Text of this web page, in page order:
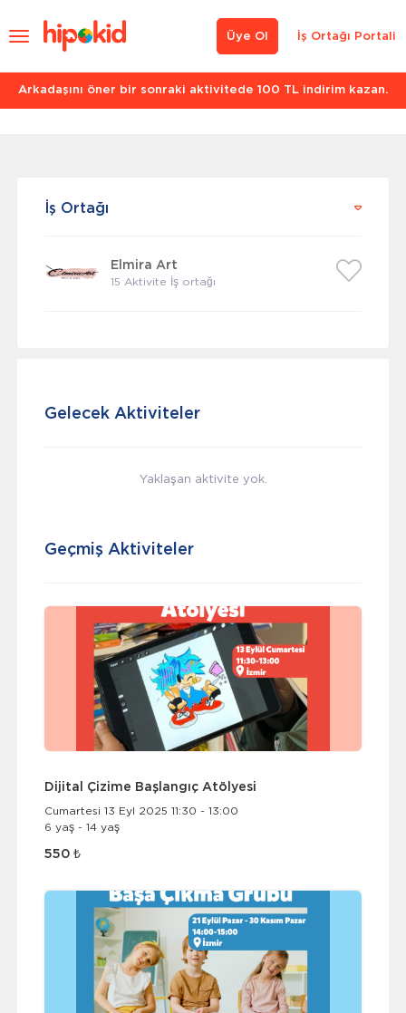
İş Ortağı Portali
Üye Ol
Arkadaşını öner bir sonraki aktivitede 100 TL indirim kazan.
İş Ortağı
Elmira Art
15 Aktivite İş ortağı
Gelecek Aktiviteler
Yaklaşan aktivite yok.
Geçmiş Aktiviteler
Dijital Çizime Başlangıç Atölyesi
Cumartesi 13 Eyl 2025 11:30 - 13:00
6 yaş - 14 yaş
550 ₺